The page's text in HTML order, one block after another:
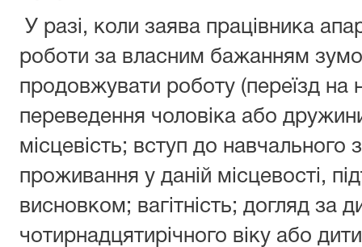
У разі, коли заява працівника
роботи за власним бажанням
продовжувати роботу (переїзд на
переведення чоловіка або
місцевість; вступ до навчального
проживання у даній місцевості,
висновком; вагітність; догляд за
чотирнадцятирічного віку або